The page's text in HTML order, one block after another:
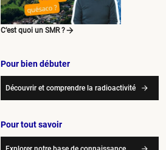
C’est quoi un SMR ?
Pour bien débuter
Découvrir et comprendre la radioactivité
Pour tout savoir